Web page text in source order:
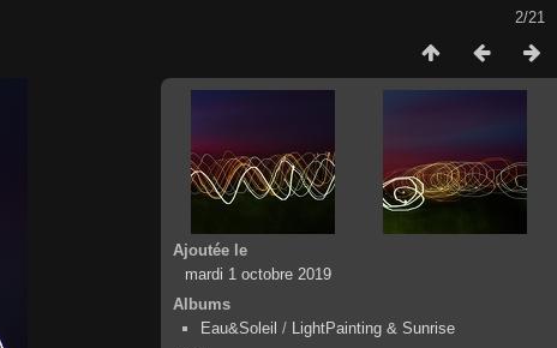
2/21
Ajoutée le
mardi 1 octobre 2019
Albums
Eau&Soleil / LightPainting & Sunrise